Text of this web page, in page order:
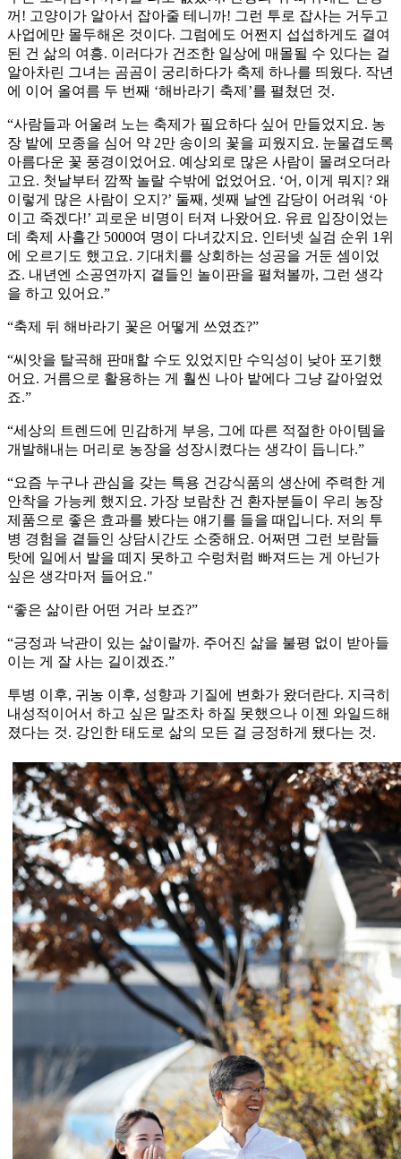
꺼! 고양이가 알아서 잡아줄 테니까! 그런 투로 잡사는 거두고
사업에만 몰두해온 것이다. 그럼에도 어쩐지 섭섭하게도 결여
된 건 삶의 여흥. 이러다가 건조한 일상에 매몰될 수 있다는 걸
알아차린 그녀는 곰곰이 궁리하다가 축제 하나를 띄웠다. 작년
에 이어 올여름 두 번째 ‘해바라기 축제’를 펼쳤던 것.
“사람들과 어울려 노는 축제가 필요하다 싶어 만들었지요. 농
장 밭에 모종을 심어 약 2만 송이의 꽃을 피웠지요. 눈물겹도록
아름다운 꽃 풍경이었어요. 예상외로 많은 사람이 몰려오더라
고요. 첫날부터 깜짝 놀랄 수밖에 없었어요. ‘어, 이게 뭐지? 왜
이렇게 많은 사람이 오지?’ 둘째, 셋째 날엔 감당이 어려워 ‘아
이고 죽겠다!’ 괴로운 비명이 터져 나왔어요. 유료 입장이었는
데 축제 사흘간 5000여 명이 다녀갔지요. 인터넷 실검 순위 1위
에 오르기도 했고요. 기대치를 상회하는 성공을 거둔 셈이었
죠. 내년엔 소공연까지 곁들인 놀이판을 펼쳐볼까, 그런 생각
을 하고 있어요.”
“축제 뒤 해바라기 꽃은 어떻게 쓰였죠?”
“씨앗을 탈곡해 판매할 수도 있었지만 수익성이 낮아 포기했
어요. 거름으로 활용하는 게 훨씬 나아 밭에다 그냥 갈아엎었
죠.”
“세상의 트렌드에 민감하게 부응, 그에 따른 적절한 아이템을
개발해내는 머리로 농장을 성장시켰다는 생각이 듭니다.”
“요즘 누구나 관심을 갖는 특용 건강식품의 생산에 주력한 게
안착을 가능케 했지요. 가장 보람찬 건 환자분들이 우리 농장
제품으로 좋은 효과를 봤다는 얘기를 들을 때입니다. 저의 투
병 경험을 곁들인 상담시간도 소중해요. 어쩌면 그런 보람들
탓에 일에서 발을 떼지 못하고 수렁처럼 빠져드는 게 아닌가
싶은 생각마저 들어요."
“좋은 삶이란 어떤 거라 보죠?”
“긍정과 낙관이 있는 삶이랄까. 주어진 삶을 불평 없이 받아들
이는 게 잘 사는 길이겠죠.”
투병 이후, 귀농 이후, 성향과 기질에 변화가 왔더란다. 지극히
내성적이어서 하고 싶은 말조차 하질 못했으나 이젠 와일드해
졌다는 것. 강인한 태도로 삶의 모든 걸 긍정하게 됐다는 것.